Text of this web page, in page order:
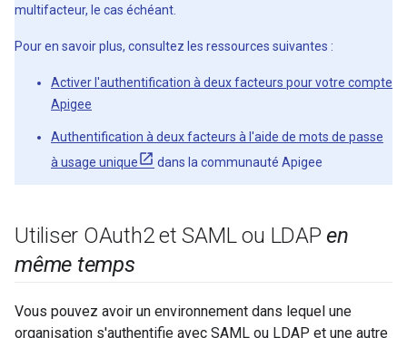
multifacteur, le cas échéant.
Pour en savoir plus, consultez les ressources suivantes :
Activer l'authentification à deux facteurs pour votre compte
Apigee
Authentification à deux facteurs à l'aide de mots de passe
à usage unique
dans la communauté Apigee
Utiliser OAuth2 et SAML ou LDAP en
même temps
Vous pouvez avoir un environnement dans lequel une
organisation s'authentifie avec SAML ou LDAP et une autre